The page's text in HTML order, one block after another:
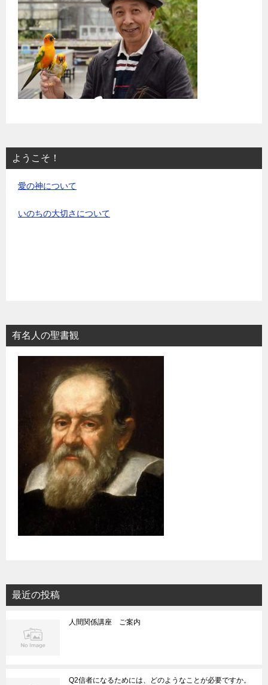
ようこそ！
愛の神について
いのちの大切さについて
有名人の聖書観
最近の投稿
人間関係講座 ご案内
Q2信者になるためには、どのようなことが必要ですか。